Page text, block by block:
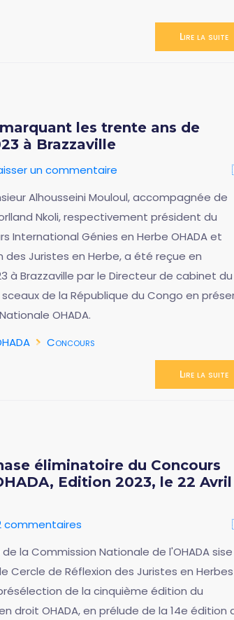
Lire la suite
les trente ans de
à Brazzaville
un commentaire
Alhousseini Mouloul, accompagnée de
Nkoli, respectivement président du
International Génies en Herbe OHADA et
Juristes en Herbe, a été reçue en
à Brazzaville par le Directeur de cabinet du
de la République du Congo en
OHADA.
Concours
Lire la suite
éliminatoire du Concours
Edition 2023, le 22 Avril
commentaires
la Commission Nationale de l'OHADA
Cercle de Réflexion des Juristes en
de la cinquième édition du
droit OHADA, en prélude de la 14e édition